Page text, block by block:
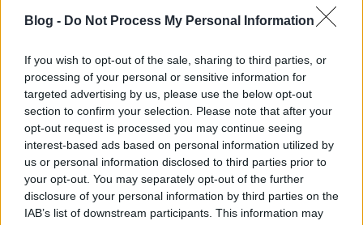
Blog - Do Not Process My Personal Information
If you wish to opt-out of the sale, sharing to third parties, or
processing of your personal or sensitive information for
targeted advertising by us, please use the below opt-out
section to confirm your selection. Please note that after your
opt-out request is processed you may continue seeing
interest-based ads based on personal information utilized by
us or personal information disclosed to third parties prior to
your opt-out. You may separately opt-out of the further
disclosure of your personal information by third parties on the
IAB’s list of downstream participants. This information may
Adamo Baby swing - forest Buskerud